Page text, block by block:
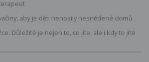
aby je děti nenosily nesnědené domů
Důležité je nejen to, co jíte, ale i kdy to jíte